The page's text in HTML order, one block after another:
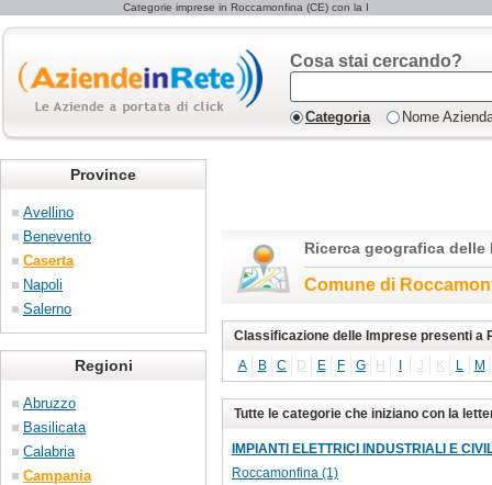
Categorie imprese in Roccamonfina (CE) con la I
Cosa stai cercando?
Categoria Nome
Province
Avellino
Benevento
Caserta
Napoli
Salerno
Regioni
Abruzzo
Basilicata
Calabria
Campania
Ricerca geografica delle
Comune di
Classificazione delle Imprese presenti a
A
B C D E F G H J K L M
Tutte le categorie che iniziano con la
IMPIANTI ELETTRICI INDUSTRIALI E
Roccamonfina (1)